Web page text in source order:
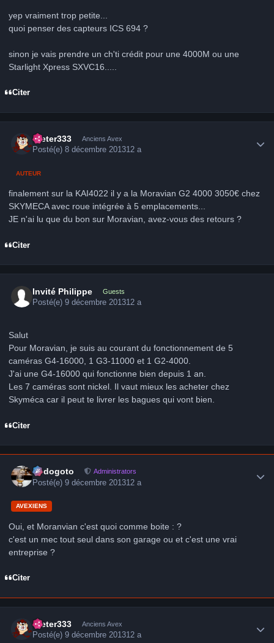
yep vraiment trop petite...
quoi penser des capteurs ICS 694 ?
sinon je vais prendre un ch'ti crédit pour une 4000M ou une
Starlight Xpress SXVC16.....
Citer
Dieter333 Anciens Avex
Posté(e)8 décembre 201312 a
AUTEUR
finalement sur la KAI4022 il y a la Moravian G2 4000 3050€ chez
SKYMECA avec roue intégrée à 5 emplacements...
JE n'ai lu que du bon sur Moravian, avez-vous des retours ?
Citer
Invité Philippe Guests
Posté(e)9 décembre 201312 a
Salut
Pour Moravian, je suis au courant du fonctionnement de 5
caméras G4-16000, 1 G3-11000 et 1 G2-4000.
J'ai une G4-16000 qui fonctionne bien depuis 1 an.
Les 7 caméras sont nickel. Il vaut mieux les acheter chez
Skyméca car il peut te livrer les bagues qui vont bien.
Citer
frédogoto Administrators
Posté(e)9 décembre 201312 a
AVEXIENS
Oui, et Moranvian c'est quoi comme boite : ?
c'est un mec tout seul dans son garage ou et c'est une vrai
entreprise ?
Citer
Dieter333 Anciens Avex
Posté(e)9 décembre 201312 a